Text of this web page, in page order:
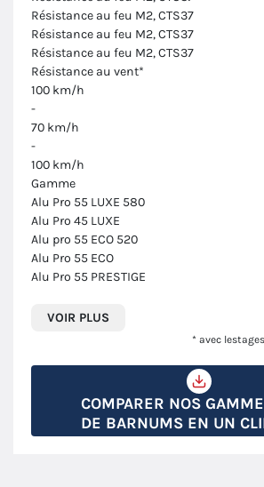
Résistance au feu M2, CTS37
Résistance au feu M2, CTS37
Résistance au feu M2, CTS37
Résistance au vent*
100 km/h
-
70 km/h
-
100 km/h
Gamme
Alu Pro 55 LUXE 580
Alu Pro 45 LUXE
Alu pro 55 ECO 520
Alu Pro 55 ECO
Alu Pro 55 PRESTIGE
VOIR PLUS
* avec
COMPARER NOS
DE BARNUMS EN UN